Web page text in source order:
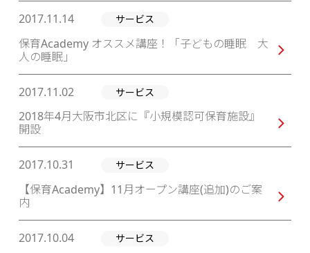
2017.11.14 サービス
保育Academy オススメ講座！「子どもの睡眠 大
人の睡眠」
2017.11.02 サービス
2018年4月大阪市北区に『小規模認可保育施設』
開設
2017.10.31 サービス
【保育Academy】11月オープン講座(追加)のご案
内
2017.10.04 サービス